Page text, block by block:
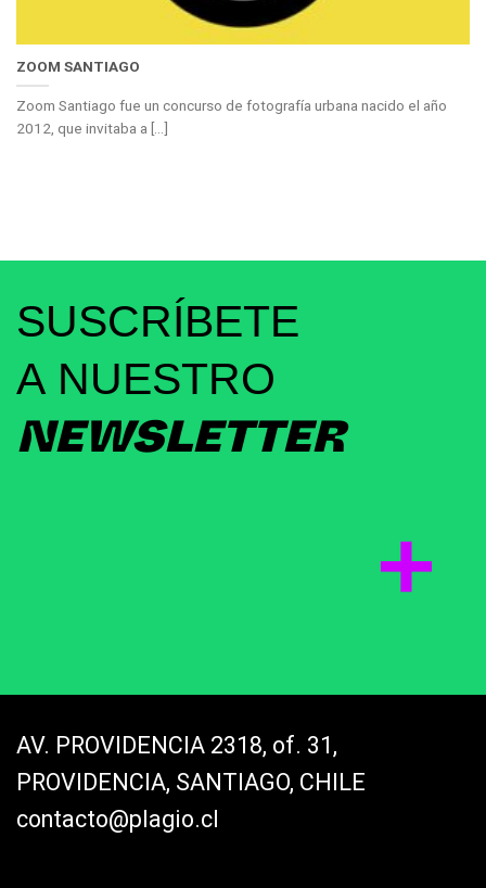
ZOOM SANTIAGO
Zoom Santiago fue un concurso de fotografía urbana nacido el año
2012, que invitaba a [...]
SUSCRÍBETE
A NUESTRO
NEWSLETTER
AV. PROVIDENCIA 2318, of. 31,
PROVIDENCIA, SANTIAGO, CHILE
contacto@plagio.cl